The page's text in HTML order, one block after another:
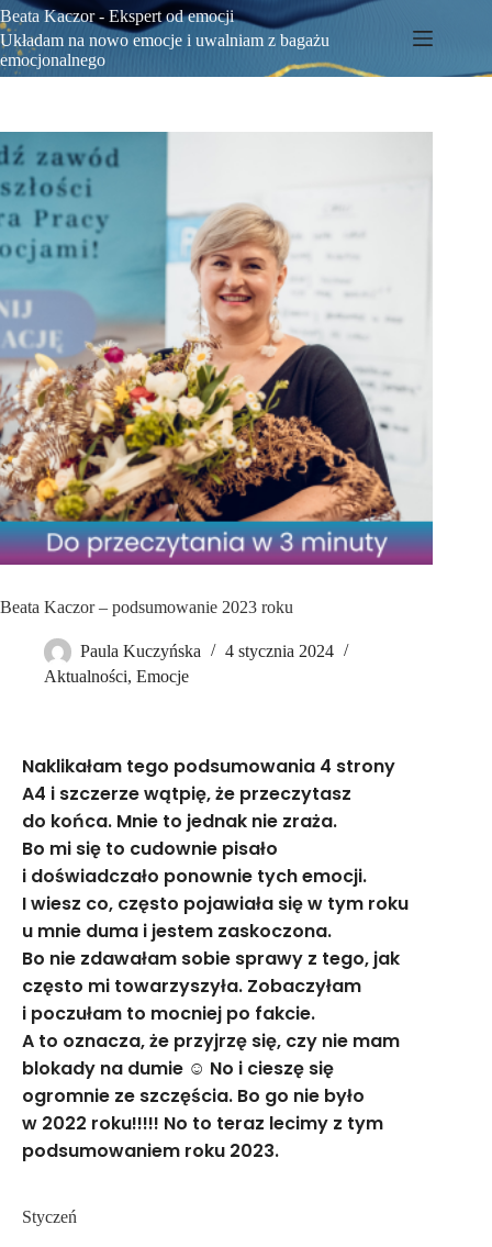
Beata Kaczor - Ekspert od emocji
Układam na nowo emocje i uwalniam z bagażu
emocjonalnego
Beata Kaczor – podsumowanie 2023 roku
Paula Kuczyńska
4 stycznia 2024
Aktualności, Emocje
Naklikałam tego podsumowania 4 strony
A4 i szczerze wątpię, że przeczytasz
do końca. Mnie to jednak nie zraża.
Bo mi się to cudownie pisało
i doświadczało ponownie tych emocji.
I wiesz co, często pojawiała się w tym roku
u mnie duma i jestem zaskoczona.
Bo nie zdawałam sobie sprawy z tego, jak
często mi towarzyszyła. Zobaczyłam
i poczułam to mocniej po fakcie.
A to oznacza, że przyjrzę się, czy nie mam
blokady na dumie ☺️ No i cieszę się
ogromnie ze szczęścia. Bo go nie było
w 2022 roku!!!!! No to teraz lecimy z tym
podsumowaniem roku 2023.
Styczeń